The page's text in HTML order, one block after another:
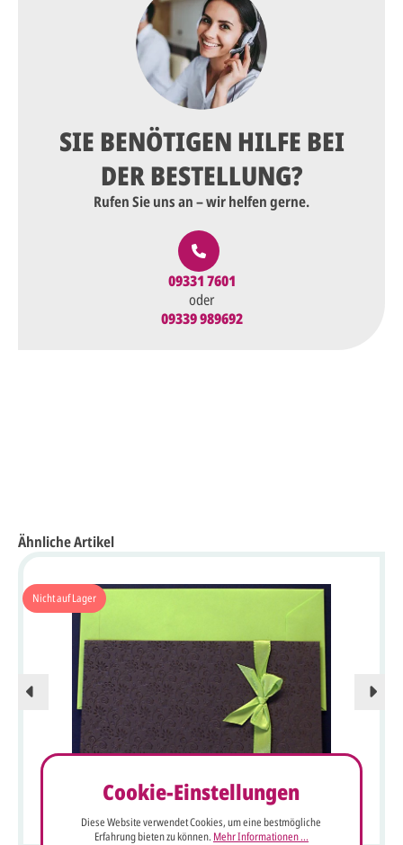
SIE BENÖTIGEN HILFE BEI
DER BESTELLUNG?
Rufen Sie uns an – wir helfen gerne.
09331 7601
oder
09339 989692
Ähnliche Artikel
Nicht auf Lager
Einladungskarte dunkelbraun mit Ornamentprägung und
grüner Schleife
Cookie-Einstellungen
Diese Website verwendet Cookies, um eine bestmögliche
Erfahrung bieten zu können. Mehr Informationen ...